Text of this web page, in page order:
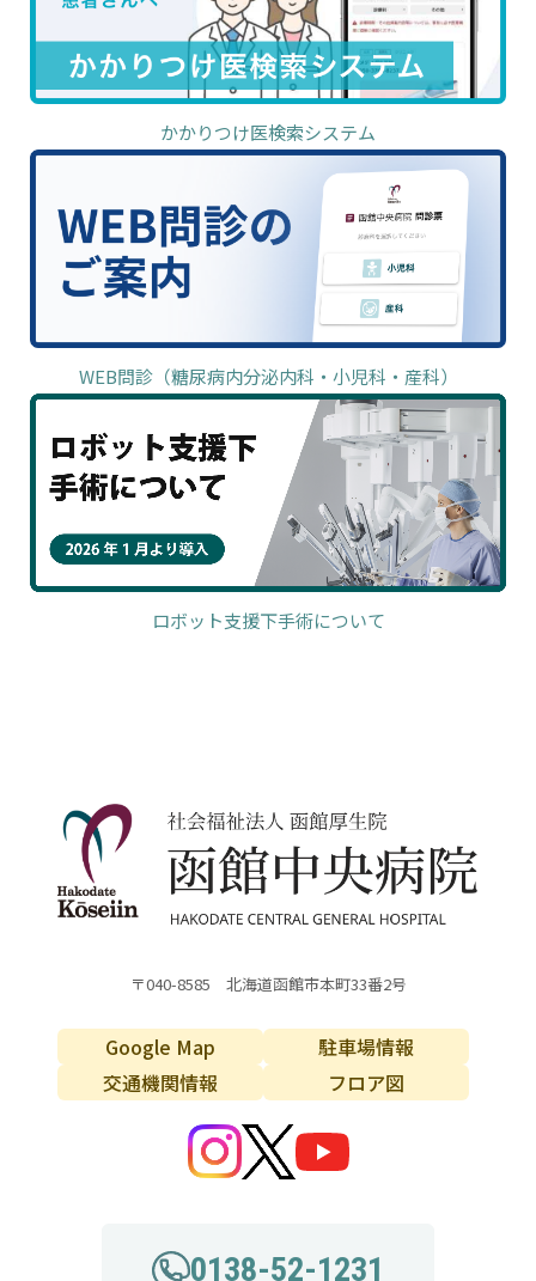
かかりつけ医検索システム
WEB問診（糖尿病内分泌内科・小児科・産科）
ロボット支援下手術について
〒040-8585 北海道函館市本町33番2号
Google Map
駐車場情報
交通機関情報
フロア図
0138-52-1231